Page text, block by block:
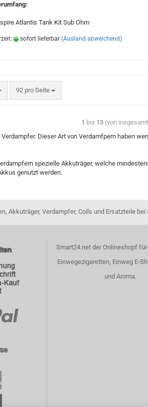
Atlantis Tank Kit Sub Ohm
sofort lieferbar (Ausland abweichend)
92 pro Seite
1 bis 13 (von insgesamt
Dieser Art von Verdamfpern haben
spezielle Akkuträger, welche
genutzt werden.
Akkuträger, Verdampfer, Coils und Ersatzteile
Smart24.net der Onlineshopf für
Einwegezigaretten, Einweg E-
und Aroma.